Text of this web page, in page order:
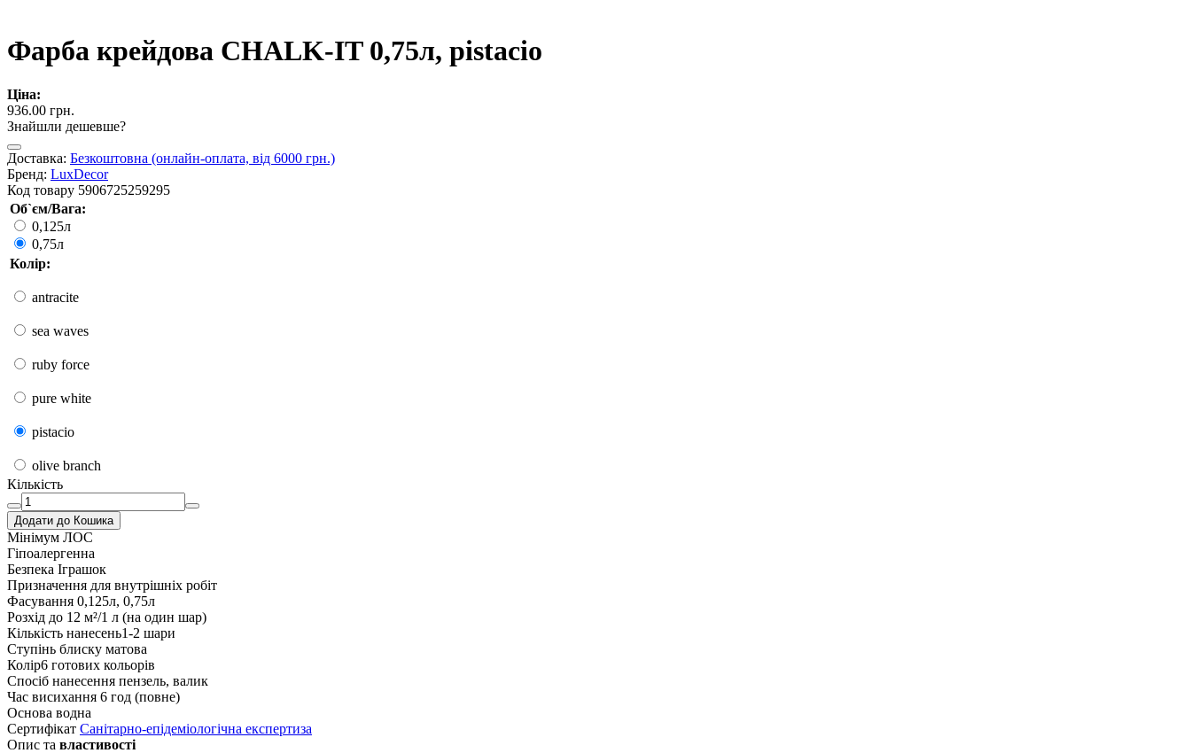
Фарба крейдова CHALK-IT 0,75л, pistacio
Ціна:
936.00 грн.
Знайшли дешевше?
Доставка: Безкоштовна (онлайн-оплата, від 6000 грн.)
Бренд: LuxDecor
Код товару 5906725259295
Об`єм/Вага:
0,125л
0,75л
Колір:
antracite
sea waves
ruby force
pure white
pistacio
olive branch
Кількість
Додати до Кошика
Мінімум ЛОС
Гіпоалергенна
Безпека Іграшок
Призначення для внутрішніх робіт
Фасування 0,125л, 0,75л
Розхід до 12 м²/1 л (на один шар)
Кількість нанесень1-2 шари
Ступінь блиску матова
Колір6 готових кольорів
Спосіб нанесення пензель, валик
Час висихання 6 год (повне)
Основа водна
Сертифікат Санітарно-епідеміологічна експертиза
Опис та властивості